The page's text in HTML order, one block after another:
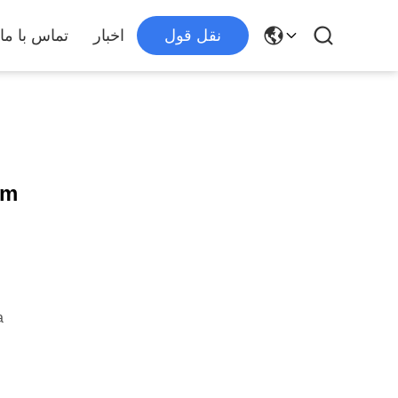
تماس با ما اخبار نقل قول